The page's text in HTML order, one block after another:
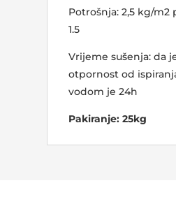
Potrošnja: 2,5 kg/m2
1.5
Vrijeme sušenja: da
otpornost od
vodom je 24h
Pakiranje: 25kg